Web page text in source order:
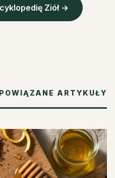
Ziół →
POWIĄZANE ARTYKUŁY